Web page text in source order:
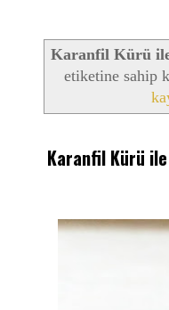
Karanfil Kürü
etiketine sahip
Karanfil Kürü